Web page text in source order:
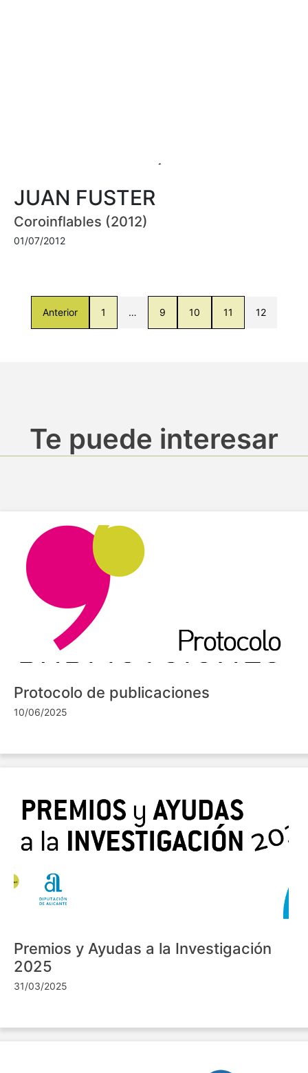
JUAN FUSTER
Coroinflables (2012)
01/07/2012
Anterior 1 … 9 10 11 12
Te puede interesar
Protocolo de publicaciones
10/06/2025
Premios y Ayudas a la Investigación
2025
31/03/2025